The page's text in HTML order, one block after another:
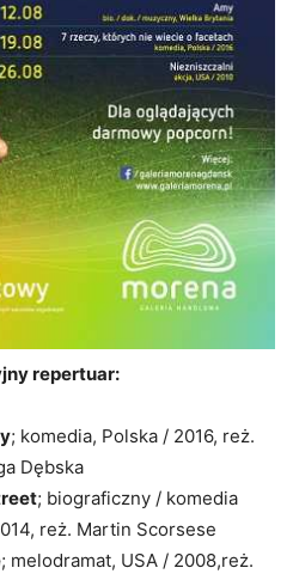
repertuar:
; komedia, Polska / 2016, reż.
Dębska
; biograficzny / komedia
reż. Martin Scorsese
; melodramat, USA / 2008,reż.